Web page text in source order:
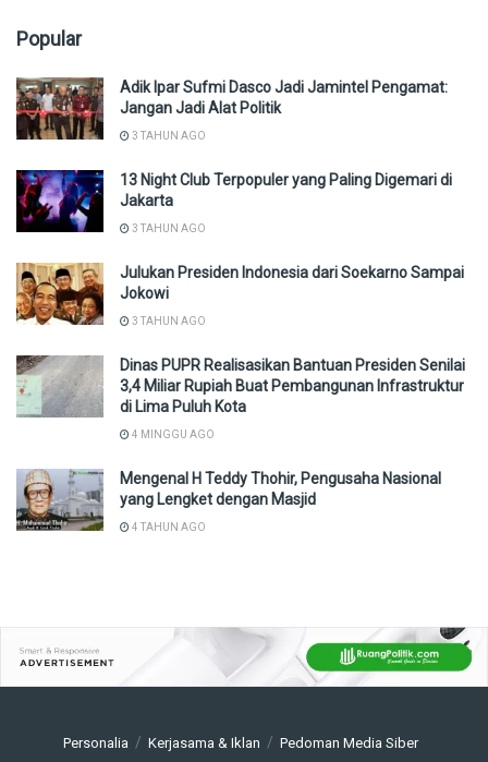
Popular
Adik Ipar Sufmi Dasco Jadi Jamintel Pengamat:
Jangan Jadi Alat Politik
3 TAHUN AGO
13 Night Club Terpopuler yang Paling Digemari di
Jakarta
3 TAHUN AGO
Julukan Presiden Indonesia dari Soekarno Sampai
Jokowi
3 TAHUN AGO
Dinas PUPR Realisasikan Bantuan Presiden Senilai
3,4 Miliar Rupiah Buat Pembangunan Infrastruktur
di Lima Puluh Kota
4 MINGGU AGO
Mengenal H Teddy Thohir, Pengusaha Nasional
yang Lengket dengan Masjid
4 TAHUN AGO
Personalia Kerjasama & Iklan Pedoman Media Siber